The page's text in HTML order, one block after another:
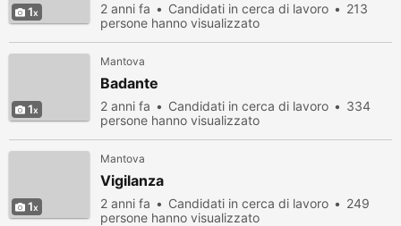
1 2 anni fa Candidati in cerca di lavoro
213
persone hanno visualizzato
1
Mantova
Badante
2 anni fa Candidati in cerca di lavoro
334
persone hanno visualizzato
1
Mantova
Vigilanza
2 anni fa Candidati in cerca di lavoro
249
persone hanno visualizzato